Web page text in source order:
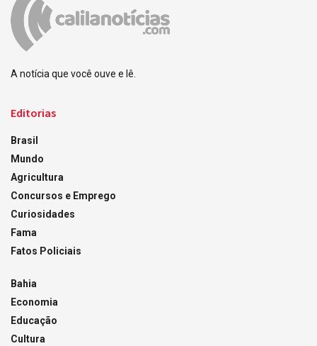
A notícia que você ouve e lê.
Editorias
Brasil
Mundo
Agricultura
Concursos e Emprego
Curiosidades
Fama
Fatos Policiais
Bahia
Economia
Educação
Cultura